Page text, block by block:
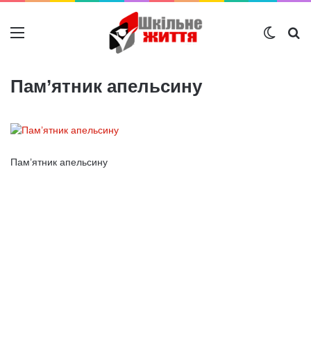
Меню
Пам’ятник апельсину
Пам’ятник апельсину